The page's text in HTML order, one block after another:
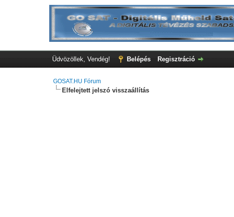
Üdvözöllek, Vendég! Belépés Regisztráció
GOSAT.HU Fórum
Elfelejtett jelszó visszaállítás